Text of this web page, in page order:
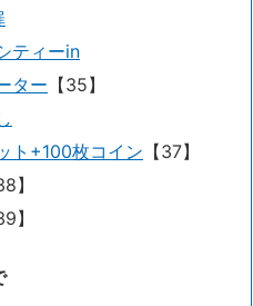
ティーin
ター 【35】
ト+100枚コイン 【37】
】
】